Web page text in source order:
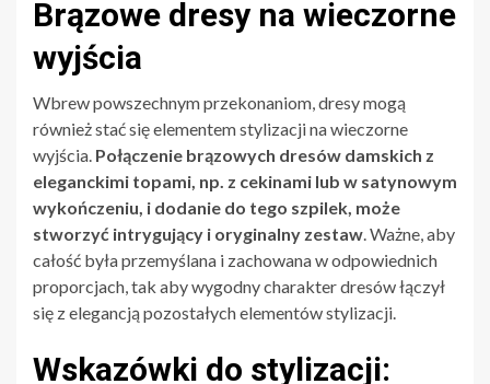
Brązowe dresy na wieczorne
wyjścia
Wbrew powszechnym przekonaniom, dresy mogą
również stać się elementem stylizacji na wieczorne
wyjścia. Połączenie brązowych dresów damskich z
eleganckimi topami, np. z cekinami lub w satynowym
wykończeniu, i dodanie do tego szpilek, może
stworzyć intrygujący i oryginalny zestaw . Ważne, aby
całość była przemyślana i zachowana w odpowiednich
proporcjach, tak aby wygodny charakter dresów łączył
się z elegancją pozostałych elementów stylizacji.
Wskazówki do stylizacji: